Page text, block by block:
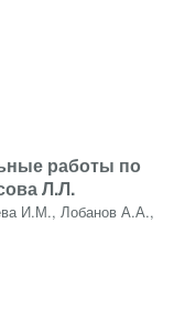
работы по
Л.Л.
И.М., Лобанов А.А.,